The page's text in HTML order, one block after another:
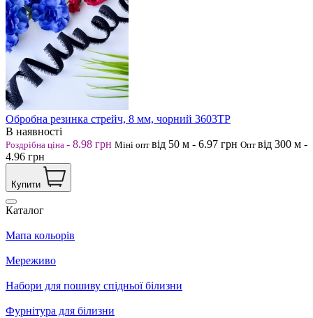
Обробна резинка стрейч, 8 мм, чорний 3603ТР
В наявності
Роздрібна ціна - 8.98 грн Міні опт від 50 м - 6.97 грн Опт від 300 м -
4.96 грн
Купити
Каталог
Мапа кольорів
Мереживо
Набори для пошиву спідньої білизни
Фурнітура для білизни